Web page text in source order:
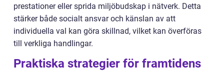
prestationer eller sprida miljöbudskap i nätverk. Detta
stärker både socialt ansvar och känslan av att
individuella val kan göra skillnad, vilket kan överföras
till verkliga handlingar.
Praktiska strategier för framtidens